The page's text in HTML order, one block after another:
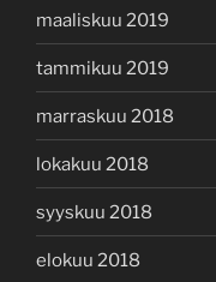
maaliskuu 2019
tammikuu 2019
marraskuu 2018
lokakuu 2018
syyskuu 2018
elokuu 2018